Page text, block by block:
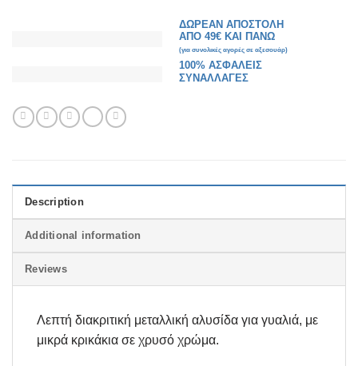
ΔΩΡΕΑΝ ΑΠΟΣΤΟΛΗ
ΑΠΟ 49€ ΚΑΙ ΠΑΝΩ
(για συνολικές αγορές σε αξεσουάρ)
100% ΑΣΦΑΛΕΙΣ
ΣΥΝΑΛΛΑΓΕΣ
Description
Additional information
Reviews
Λεπτή διακριτική μεταλλική αλυσίδα για γυαλιά, με
μικρά κρικάκια σε χρυσό χρώμα.